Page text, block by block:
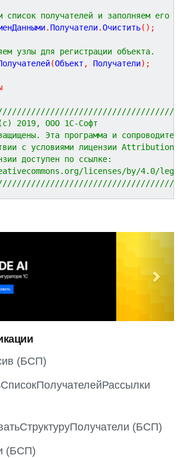
список получателей и заполняем его
. Получатели.Очистить( ) ;
узлы для регистрации объекта.
(Объект , Получатели) ;
2019, ООО 1С-Софт
Эта программа и
с условиями лицензии
доступен по ссылке:
licenses/by/4.0/
N
x
(БСП)
(БСП)
(БСП)